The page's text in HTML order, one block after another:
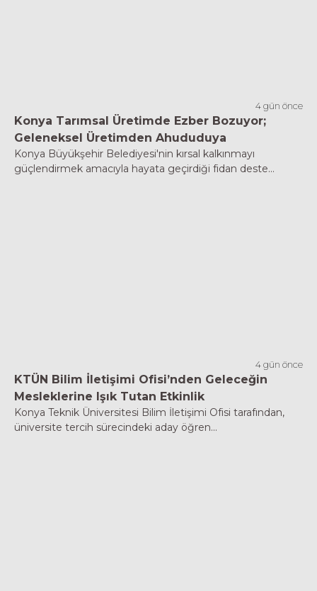
4 gün önce
Konya Tarımsal Üretimde Ezber Bozuyor;
Geleneksel Üretimden Ahududuya
Konya Büyükşehir Belediyesi'nin kırsal kalkınmayı
güçlendirmek amacıyla hayata geçirdiği fidan deste...
4 gün önce
KTÜN Bilim İletişimi Ofisi’nden Geleceğin
Mesleklerine Işık Tutan Etkinlik
Konya Teknik Üniversitesi Bilim İletişimi Ofisi tarafından,
üniversite tercih sürecindeki aday öğren...